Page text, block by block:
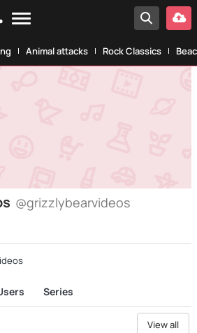
Animal attacks Rock Classics
@grizzlybearvideos
Series
View all